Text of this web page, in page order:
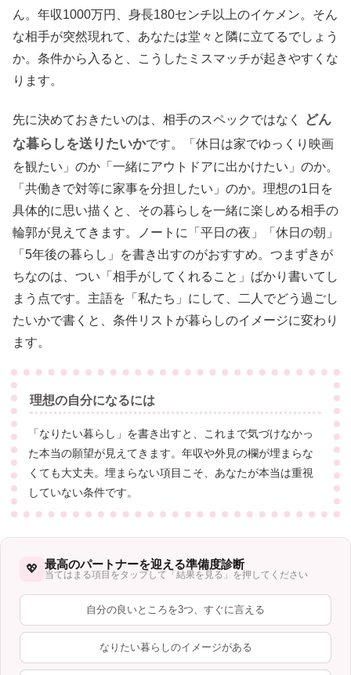
ん。年収1000万円、身長180センチ以上のイケメン。そん
な相手が突然現れて、あなたは堂々と隣に立てるでしょう
か。条件から入ると、こうしたミスマッチが起きやすくな
ります。
先に決めておきたいのは、相手のスペックではなく
どん
な暮らしを送りたいかです。「休日は家でゆっくり映画
を観たい」のか「一緒にアウトドアに出かけたい」のか。
「共働きで対等に家事を分担したい」のか。理想の1日を
具体的に思い描くと、その暮らしを一緒に楽しめる相手の
輪郭が見えてきます。ノートに「平日の夜」「休日の朝」
「5年後の暮らし」を書き出すのがおすすめ。つまずきが
ちなのは、つい「相手がしてくれること」ばかり書いてし
まう点です。主語を「私たち」にして、二人でどう過ごし
たいかで書くと、条件リストが暮らしのイメージに変わり
ます。
理想の自分になるには
「なりたい暮らし」を書き出すと、これまで気づけなかっ
た本当の願望が見えてきます。年収や外見の欄が埋まらな
くても大丈夫。埋まらない項目こそ、あなたが本当は重視
していない条件です。
💖 最高のパートナーを迎える準備度診断
当てはまる項目をタップして「結果を見る」を押してください
自分の良いところを3つ、すぐに言える
なりたい暮らしのイメージがある